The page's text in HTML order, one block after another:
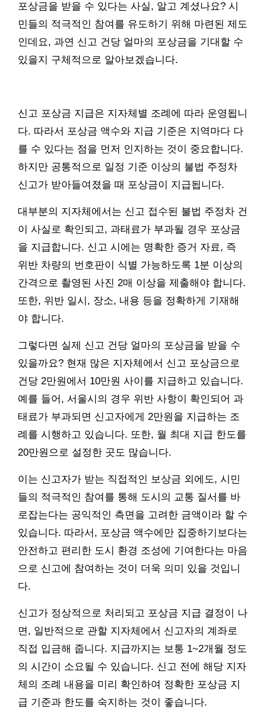
포상금을 받을 수 있다는 사실, 알고 계셨나요? 시
민들의 적극적인 참여를 유도하기 위해 마련된 제도
인데요, 과연 신고 건당 얼마의 포상금을 기대할 수
있을지 구체적으로 알아보겠습니다.
신고 포상금 지급은 지자체별 조례에 따라 운영됩니
다. 따라서 포상금 액수와 지급 기준은 지역마다 다
를 수 있다는 점을 먼저 인지하는 것이 중요합니다.
하지만 공통적으로 일정 기준 이상의 불법 주정차
신고가 받아들여졌을 때 포상금이 지급됩니다.
대부분의 지자체에서는 신고 접수된 불법 주정차 건
이 사실로 확인되고, 과태료가 부과될 경우 포상금
을 지급합니다. 신고 시에는 명확한 증거 자료, 즉
위반 차량의 번호판이 식별 가능하도록 1분 이상의
간격으로 촬영된 사진 2매 이상을 제출해야 합니다.
또한, 위반 일시, 장소, 내용 등을 정확하게 기재해
야 합니다.
그렇다면 실제 신고 건당 얼마의 포상금을 받을 수
있을까요? 현재 많은 지자체에서 신고 포상금으로
건당 2만원에서 10만원 사이를 지급하고 있습니다.
예를 들어, 서울시의 경우 위반 사항이 확인되어 과
태료가 부과되면 신고자에게 2만원을 지급하는 조
례를 시행하고 있습니다. 또한, 월 최대 지급 한도를
20만원으로 설정한 곳도 많습니다.
이는 신고자가 받는 직접적인 보상금 외에도, 시민
들의 적극적인 참여를 통해 도시의 교통 질서를 바
로잡는다는 공익적인 측면을 고려한 금액이라 할 수
있습니다. 따라서, 포상금 액수에만 집중하기보다는
안전하고 편리한 도시 환경 조성에 기여한다는 마음
으로 신고에 참여하는 것이 더욱 의미 있을 것입니
다.
신고가 정상적으로 처리되고 포상금 지급 결정이 나
면, 일반적으로 관할 지자체에서 신고자의 계좌로
직접 입금해 줍니다. 지급까지는 보통 1~2개월 정도
의 시간이 소요될 수 있습니다. 신고 전에 해당 지자
체의 조례 내용을 미리 확인하여 정확한 포상금 지
급 기준과 한도를 숙지하는 것이 좋습니다.